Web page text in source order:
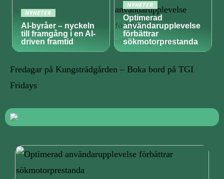
NYHETER
AI-byråer – nyckeln
till framgång i en AI-
driven framtid
NYHETER
Optimerad
användarupplevelse
förbättrar
sökmotorprestanda
Fredagar på Kungsträdgården – Boka bord på TGI
Fridays